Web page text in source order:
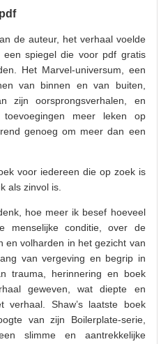
de auteur, het verhaal voelde
spiegel die voor pdf gratis
Het Marvel-universum, een
van binnen en van buiten,
zijn oorsprongsverhalen, en
meer leken op
genoeg om meer dan een
voor iedereen die op zoek is
als zinvol is.
hoe meer ik besef hoeveel
menselijke conditie, over de
en volharden in het gezicht van
van vergeving en begrip in
trauma, herinnering en boek
geweven, wat diepte en
verhaal. Shaw’s laatste boek
van zijn Boilerplate-serie,
slimme en aantrekkelijke